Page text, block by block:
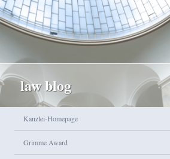
law blog
Zum Inhalt wechseln
Zum sekundären Inhalt wechseln
Kanzlei-Homepage
Grimme Award